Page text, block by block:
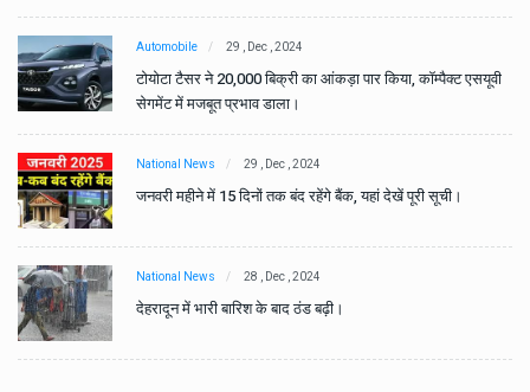
Automobile 29 , Dec , 2024
टोयोटा टैसर ने 20,000 बिक्री का आंकड़ा पार किया, कॉम्पैक्ट एसयूवी
सेगमेंट में मजबूत प्रभाव डाला।
National News 29 , Dec , 2024
जनवरी महीने में 15 दिनों तक बंद रहेंगे बैंक, यहां देखें पूरी सूची।
National News 28 , Dec , 2024
देहरादून में भारी बारिश के बाद ठंड बढ़ी।